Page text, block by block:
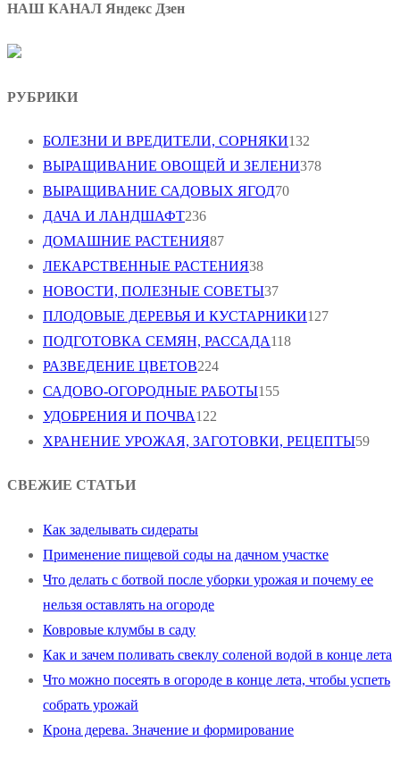
НАШ КАНАЛ Яндекс Дзен
РУБРИКИ
БОЛЕЗНИ И ВРЕДИТЕЛИ, СОРНЯКИ132
ВЫРАЩИВАНИЕ ОВОЩЕЙ И ЗЕЛЕНИ378
ВЫРАЩИВАНИЕ САДОВЫХ ЯГОД70
ДАЧА И ЛАНДШАФТ236
ДОМАШНИЕ РАСТЕНИЯ87
ЛЕКАРСТВЕННЫЕ РАСТЕНИЯ38
НОВОСТИ, ПОЛЕЗНЫЕ СОВЕТЫ37
ПЛОДОВЫЕ ДЕРЕВЬЯ И КУСТАРНИКИ127
ПОДГОТОВКА СЕМЯН, РАССАДА118
РАЗВЕДЕНИЕ ЦВЕТОВ224
САДОВО-ОГОРОДНЫЕ РАБОТЫ155
УДОБРЕНИЯ И ПОЧВА122
ХРАНЕНИЕ УРОЖАЯ, ЗАГОТОВКИ, РЕЦЕПТЫ59
СВЕЖИЕ СТАТЬИ
Как заделывать сидераты
Применение пищевой соды на дачном участке
Что делать с ботвой после уборки урожая и почему ее
нельзя оставлять на огороде
Ковровые клумбы в саду
Как и зачем поливать свеклу соленой водой в конце лета
Что можно посеять в огороде в конце лета, чтобы успеть
собрать урожай
Крона дерева. Значение и формирование